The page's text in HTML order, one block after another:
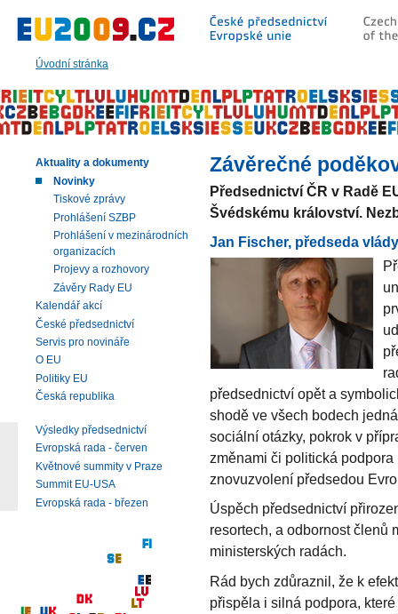
Úvodní stránka
hlavní
|
navigaci
|
vyhledávání
Závěrečné
Předsednictví ČR v Radě
Švédskému království.
Jan Fischer, předseda
předsednictví opět a
shodě ve všech bodech
sociální otázky, pokrok v
změnami či politická
znovuzvolení předsedou
Úspěch předsednictví
resortech, a odbornost členů
ministerských radách.
Rád bych zdůraznil, že k
přispěla i silná podpora,
Aktuality a dokumenty
Novinky
Tiskové zprávy
Prohlášení SZBP
Prohlášení v mezinárodních
organizacích
Projevy a rozhovory
Závěry Rady EU
Kalendář akcí
České předsednictví
Servis pro novináře
O EU
Politiky EU
Česká republika
Výsledky předsednictví
Evropská rada - červen
Květnové summity v Praze
Summit EU-USA
Evropská rada - březen